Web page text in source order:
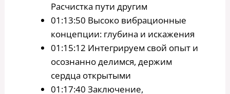
Расчистка пути другим
01:13:50 Высоко вибрационные
концепции: глубина и искажения
01:15:12 Интегрируем свой опыт и
осознанно делимся, держим
сердца открытыми
01:17:40 Заключение,